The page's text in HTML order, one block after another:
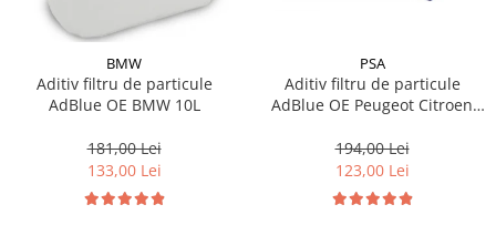
BMW
Aditiv filtru de particule
AdBlue OE BMW 10L
181,00 Lei
133,00 Lei
PSA
Aditiv filtru de particule
AdBlue OE Peugeot Citroen
194,00 Lei
123,00 Lei